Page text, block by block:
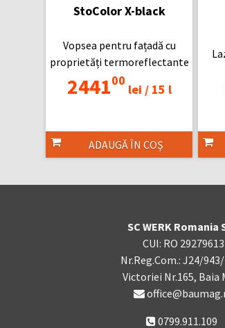
StoColor X-black
Vopsea pentru fațadă cu
proprietăți termoreflectante
244100
lei /15 l
ADAUGĂ ÎN COȘ
SC WERK Romania
CUI: RO 29279613
Nr.Reg.Com.: J24/
Victoriei Nr.165, Baia
0799.911.109